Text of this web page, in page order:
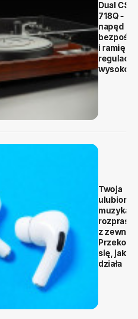
Dual CS
718Q -
napęd
i ramię z
regulacją
Twoja
ulubiona
muzyka
z
Przekonaj
się, jak to
działa